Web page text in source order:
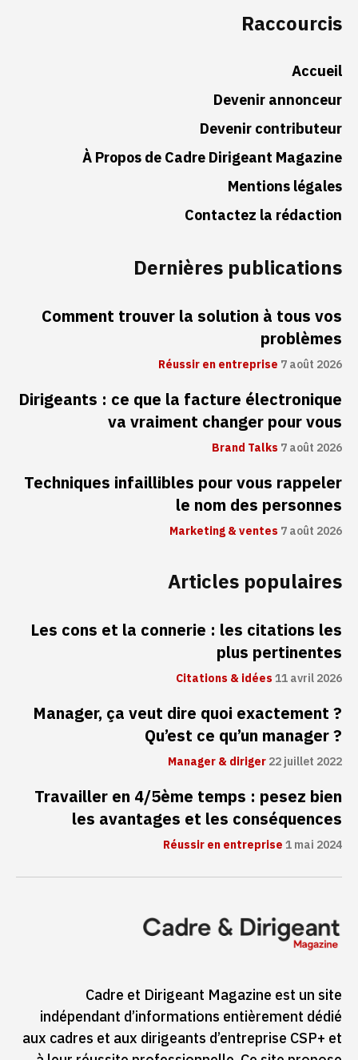
Raccourcis
Accueil
Devenir annonceur
Devenir contributeur
À Propos de Cadre Dirigeant Magazine
Mentions légales
Contactez la rédaction
Dernières publications
Comment trouver la solution à tous vos
problèmes
Réussir en entreprise 7 août 2026
Dirigeants : ce que la facture électronique
va vraiment changer pour vous
Brand Talks7 août 2026
Techniques infaillibles pour vous rappeler
le nom des personnes
Marketing & ventes7 août 2026
Articles populaires
Les cons et la connerie : les citations les
plus pertinentes
Citations & idées11 avril 2026
Manager, ça veut dire quoi exactement ?
Qu’est ce qu’un manager ?
Manager & diriger22 juillet 2022
Travailler en 4/5ème temps : pesez bien
les avantages et les conséquences
Réussir en entreprise1 mai 2024
Cadre et Dirigeant Magazine est un site
indépendant d’informations entièrement dédié
aux cadres et aux dirigeants d’entreprise CSP+ et